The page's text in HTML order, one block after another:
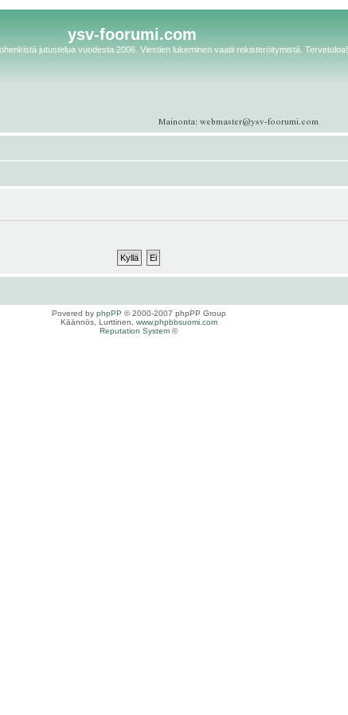
ysv-foorumi.com
jutustelua vuodesta 2006. Viestien lukeminen vaatii rekisteröitymistä. Tervetuloa!
Povered by phpPP © 2000-2007 phpPP Group
Käännös, Lurttinen, www.phpbbsuomi.com
Reputation System ©